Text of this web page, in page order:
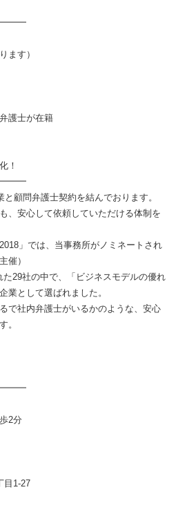
ます）
護士が在籍
！
顧問弁護士契約を結んでおります。
、安心して依頼していただける体制を
」では、当事務所がノミネートされ
催）
29社の中で、「ビジネスモデルの優れ
業として選ばれました。
で社内弁護士がいるかのような、安心
。
2分
目1-27